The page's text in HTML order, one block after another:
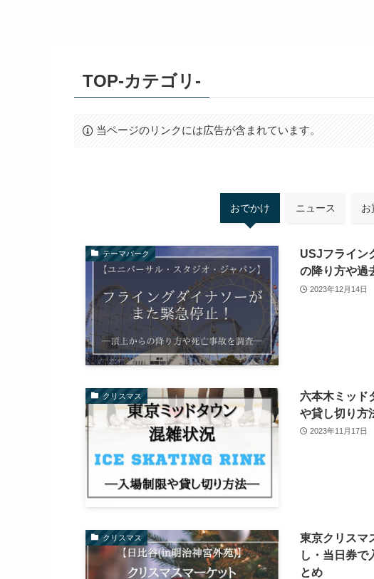
TOP-カテゴリ-
当ページのリンクには広告が含まれています。
おでかけ ニュース お
テーマパーク
USJフライン
の降り方や過
2023年12月14日
クリスマス
六本木ミッド
や貸し切り方
2023年11月17日
クリスマス
東京クリスマ
し・当日券で
とめ